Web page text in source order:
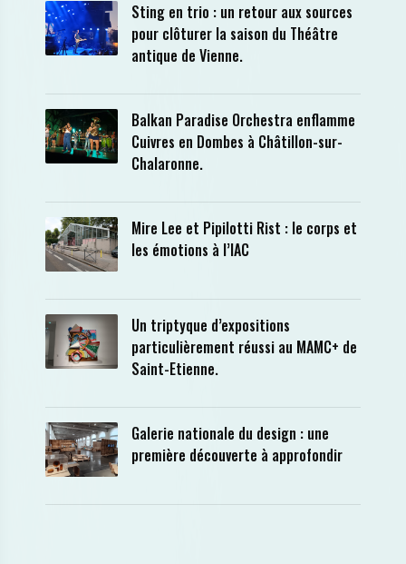
Sting en trio : un retour aux sources
pour clôturer la saison du Théâtre
antique de Vienne.
Balkan Paradise Orchestra enflamme
Cuivres en Dombes à Châtillon-sur-
Chalaronne.
Mire Lee et Pipilotti Rist : le corps et
les émotions à l’IAC
Un triptyque d’expositions
particulièrement réussi au MAMC+ de
Saint-Etienne.
Galerie nationale du design : une
première découverte à approfondir